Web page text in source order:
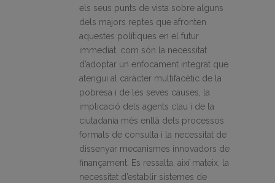
els seus punts de vista sobre alguns
dels majors reptes que afronten
aquestes polítiques en el futur
immediat, com són la necessitat
d’adoptar un enfocament integrat que
atengui al caràcter multifacètic de la
pobresa i de les seves causes, la
implicació dels agents clau i de la
ciutadania més enllà dels processos
formals de consulta i la necessitat de
dissenyar mecanismes innovadors de
finançament. Es ressalta, així mateix, la
necessitat d’establir sistemes de